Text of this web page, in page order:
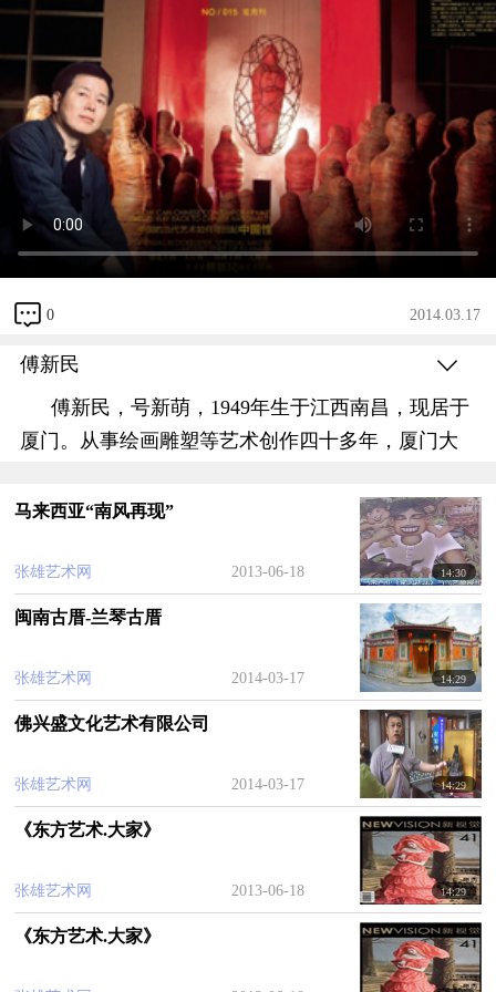
0 2014.03.17
傅新民
傅新民，号新萌，1949年生于江西南昌，现居于
厦门。从事绘画雕塑等艺术创作四十多年，厦门大
国美术家协会会员、中国根艺美术大师，福建省雕
塑学会会长。拥有目前国内唯一的、大规模的个人
当代艺术馆。其现代艺术将中国传统的儒、道、释
之精髓与充满批判、反思精神的西方当代艺术理念
熔于一炉，创造了中国本土当代艺术通向世界的崭
新形态。
马来西亚“南风再现”
张雄艺术网 2013-06-18 14:30
闽南古厝-兰琴古厝
张雄艺术网 2014-03-17 14:29
佛兴盛文化艺术有限公司
张雄艺术网 2014-03-17 14:29
《东方艺术.大家》
张雄艺术网 2013-06-18 14:29
《东方艺术.大家》